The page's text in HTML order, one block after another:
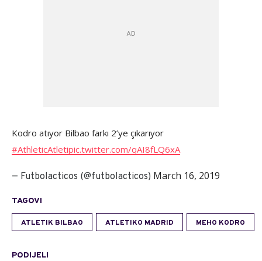
Kodro atıyor Bilbao farkı 2’ye çıkarıyor
#AthleticAtletipic.twitter.com/qAI8fLQ6xA
— Futbolacticos (@futbolacticos) March 16, 2019
TAGOVI
ATLETIK BILBAO ATLETIKO MADRID MEHO KODRO
PODIJELI